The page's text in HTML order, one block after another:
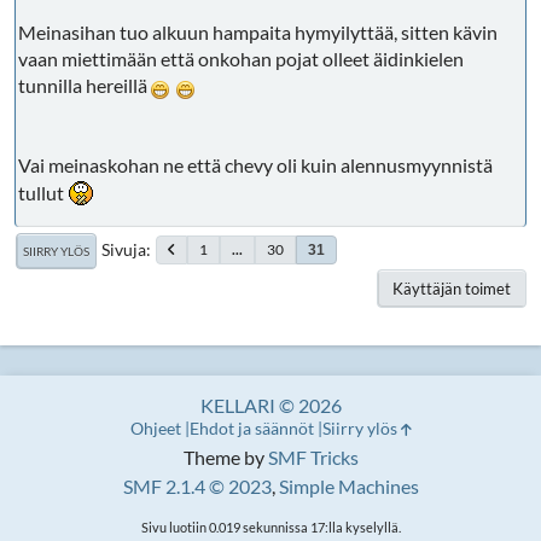
Meinasihan tuo alkuun hampaita hymyilyttää, sitten kävin
vaan miettimään että onkohan pojat olleet äidinkielen
tunnilla hereillä
Vai meinaskohan ne että chevy oli kuin alennusmyynnistä
tullut
SIIRRY YLÖS Sivuja 1 ... 30 31
Käyttäjän toimet
Theme bySMF Tricks
SMF 2.1.4 © 2023,Simple Machines
KELLARI © 2026
Ohjeet Ehdot ja säännöt Siirry ylös
Sivu luotiin 0.019 sekunnissa 17:lla kyselyllä.